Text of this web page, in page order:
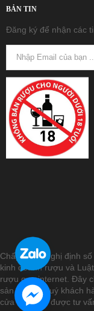
BẢN TIN
Đăng ký để nhận các
Chấp hành Nghị định
kinh doanh rượu và
rượu qua internet. Đây
sản phẩm. Quý khách
cửa hàng để được tư